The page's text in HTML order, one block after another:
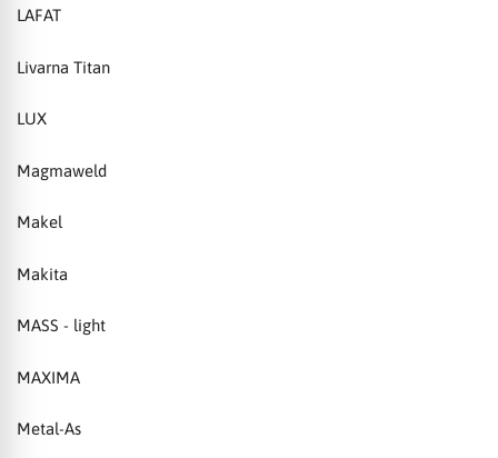
LAFAT
Livarna Titan
LUX
Magmaweld
Makel
Makita
MASS - light
MAXIMA
Metal-As